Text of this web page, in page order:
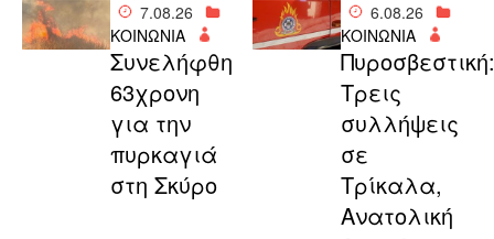
7.08.26
ΚΟΙΝΩΝΙΑ
Συνελήφθη
63χρονη
για την
πυρκαγιά
στη Σκύρο
6.08.26
ΚΟΙΝΩΝΙΑ
Πυροσβεστική:
Τρεις
συλλήψεις
σε
Τρίκαλα,
Ανατολική